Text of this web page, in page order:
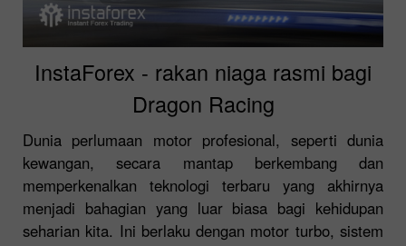
InstaForex - rakan niaga rasmi bagi
Dragon Racing
Dunia perlumaan motor profesional, seperti dunia
kewangan, secara mantap berkembang dan
memperkenalkan teknologi terbaru yang akhirnya
menjadi bahagian yang luar biasa bagi kehidupan
seharian kita. Ini berlaku dengan motor turbo, sistem